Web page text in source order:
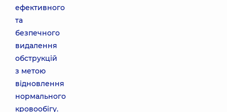
ефективного
та
безпечного
видалення
обструкцій
з метою
відновлення
нормального
кровообігу.